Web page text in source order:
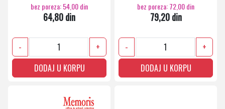
bez poreza: 54,00 din
64,80 din
-
+
DODAJ U KORPU
bez poreza: 72,00 din
79,20 din
-
+
DODAJ U KORPU